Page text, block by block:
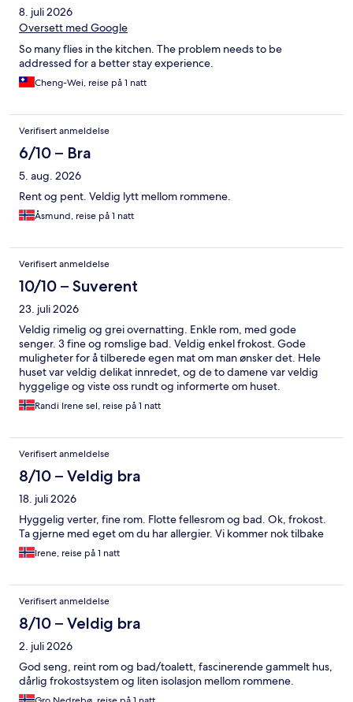
8. juli 2026
Oversett med Google
So many flies in the kitchen. The problem needs to be
addressed for a better stay experience.
Cheng-Wei, reise på 1 natt
Verifisert anmeldelse
6/10 – Bra
5. aug. 2026
Rent og pent. Veldig lytt mellom rommene.
Åsmund, reise på 1 natt
Verifisert anmeldelse
10/10 – Suverent
23. juli 2026
Veldig rimelig og grei overnatting. Enkle rom, med gode
senger. 3 fine og romslige bad. Veldig enkel frokost. Gode
muligheter for å tilberede egen mat om man ønsker det. Hele
huset var veldig delikat innredet, og de to damene var veldig
hyggelige og viste oss rundt og informerte om huset.
Randi Irene sel, reise på 1 natt
Verifisert anmeldelse
8/10 – Veldig bra
18. juli 2026
Hyggelig verter, fine rom. Flotte fellesrom og bad. Ok, frokost.
Ta gjerne med eget om du har allergier. Vi kommer nok tilbake
Irene, reise på 1 natt
Verifisert anmeldelse
8/10 – Veldig bra
2. juli 2026
God seng, reint rom og bad/toalett, fascinerende gammelt hus,
dårlig frokostsystem og liten isolasjon mellom rommene.